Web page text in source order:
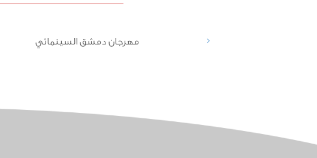
< مهرجان دمشق السينمائي